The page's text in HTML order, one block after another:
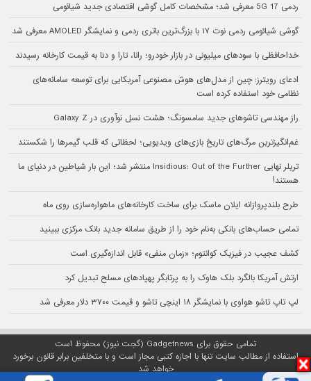
ردمی 17 5G معرفی شد؛ مشخصات کامل گوشی اقتصادی جدید شیائومی
گوشی شیائومی ردمی نوت ۱۷ با بزرگ‌ترین باتری ردمی و نمایشگر AMOLED معرفی شد
خداحافظی با سودهای میلیونی در بازار خودرو؛ رانا، تارا و دنا به قیمت کارخانه رسیدند
ادعای رویترز: چین از مدل‌های هوش مصنوعی آمریکایی برای توسعه سامانه‌های
نظامی خود استفاده کرده است
راز مهندسی تاشوهای جدید سامسونگ؛ هشت نسل نوآوری در Galaxy Z
غم‌انگیزترین مرگ‌های تاریخ بازی‌های ویدیویی؛ لحظاتی که قلب گیمرها را شکستند
تریلر نهایی Insidious: Out of the Further منتشر شد؛ این بار شیاطین در دنیای ما
هستند!
طرح بلندپروازانه ایلان ماسک برای ساخت کارخانه‌های ماهواره‌سازی روی ماه
تمامی حساب‌های بانکی به‌نام خود را از طریق سامانه جدید بانک مرکزی ببینید
کشف عجیب در فیزیک کوانتوم؛ «زمان منفی» قابل اندازه‌گیری است
ارتش آمریکا بالگرد بلک هاوک را به پرتابگر پهپادهای مسلح تبدیل کرد
لپ تاپ تاشو هواوی با نمایشگر ۱۸ اینچی تاشو و قیمت ۳۷۰۰ دلار معرفی شد
تمامی حقوق برای Gadgetnews (گجت نیوز) محفوظ است
استفاده از مطالب سایت تنها با اجازه کتبی مجاز است و با متخلفین برابر قانون برخورد
خواهد شد